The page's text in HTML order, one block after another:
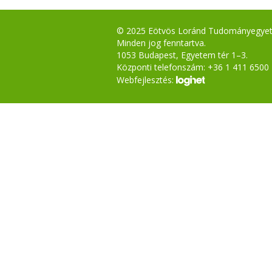
© 2025 Eötvös Loránd
Minden jog fenntartva.
1053 Budapest, Egyetem tér 1–3.
Központi telefonszám: +36 1 411 6500
Webfejlesztés: